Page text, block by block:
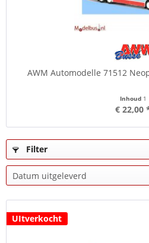
AWM Automodelle 71512
Inhoud 1
€ 22,00
Filter
UItverkocht